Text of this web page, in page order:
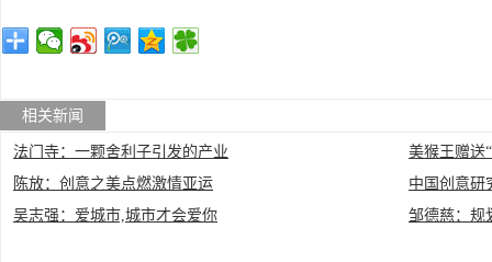
相关新闻
法门寺：一颗舍利子引发的产业
美猴王赠送
陈放：创意之美点燃激情亚运
中国创意研
吴志强：爱城市,城市才会爱你
邹德慈：规